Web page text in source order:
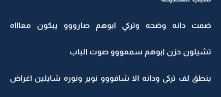
ضمت دانه وضحه وتركي ابوهم صارووو يبكون معاااه
تشيلون حزن ابوهم سمعووو صوت الباب
ينطق لف تركى ودانه الا شافووو نوير ونوره شايلين اغراض